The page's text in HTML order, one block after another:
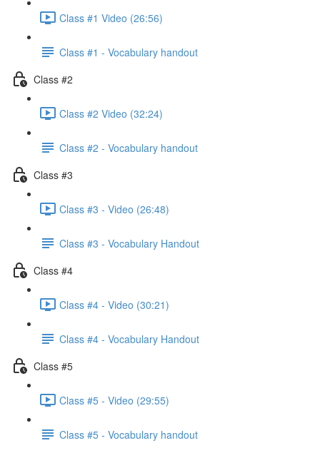
Class #1 Video (26:56)
Class #1 - Vocabulary handout
Class #2
Class #2 Video (32:24)
Class #2 - Vocabulary handout
Class #3
Class #3 - Video (26:48)
Class #3 - Vocabulary Handout
Class #4
Class #4 - Video (30:21)
Class #4 - Vocabulary Handout
Class #5
Class #5 - Video (29:55)
Class #5 - Vocabulary handout